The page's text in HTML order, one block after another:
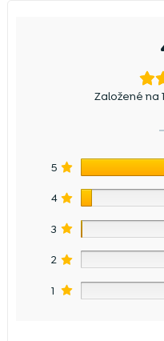
Založené na
5
4
3
2
1